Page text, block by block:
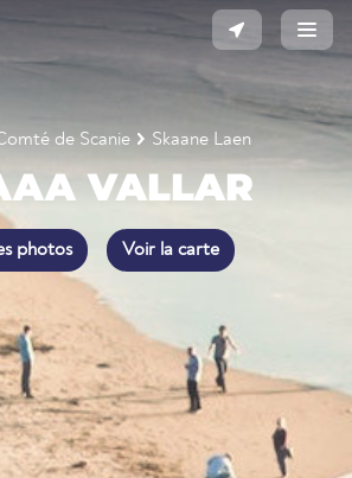
de Scanie Skaane Laen
VALLAR
photos Voir la carte